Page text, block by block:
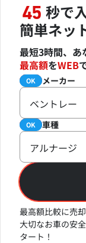
45 秒で
簡単ネッ
最短3時間、あ
最高額をWEB
必須 メーカー
OK
ベントレー
必須 車種
OK
アルナージ
最高額比較に売
大切なお車の安
タート！